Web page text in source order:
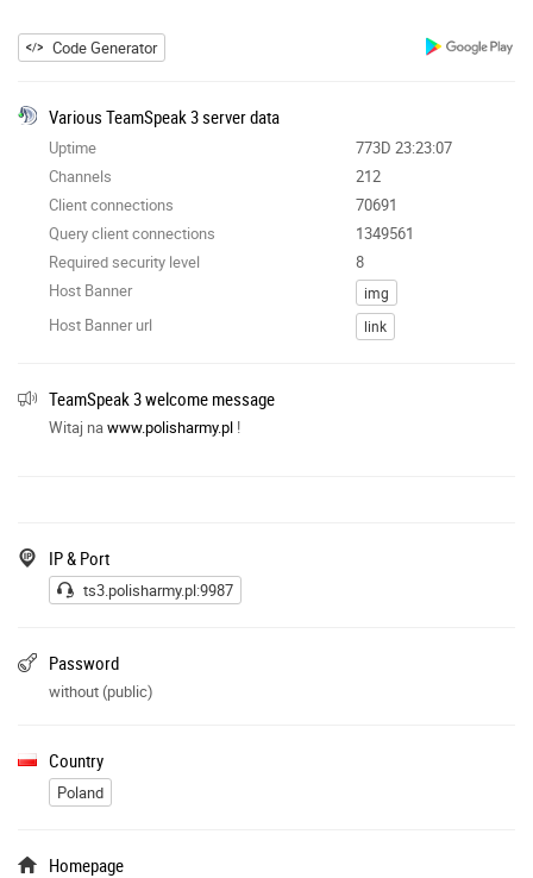
Code Generator
Various TeamSpeak 3 server data
Uptime
773D 23:23:07
Channels
212
Client connections
70691
Query client connections
1349561
Required security level
8
Host Banner
img
Host Banner url link
TeamSpeak 3 welcome message
Witaj na www.polisharmy.pl !
IP & Port
ts3.polisharmy.pl:9987
Password
without (public)
Country
Poland
Homepage